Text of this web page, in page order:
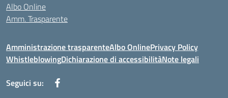
Albo Online
Amm. Trasparente
Amministrazione trasparenteAlbo OnlinePrivacy Policy
WhistleblowingDichiarazione di accessibilitàNote legali
Seguici su: